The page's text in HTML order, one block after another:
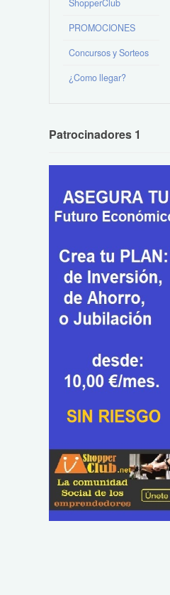
PROMOCIONES
Concursos y Sorteos
¿Como llegar?
Patrocinadores 1